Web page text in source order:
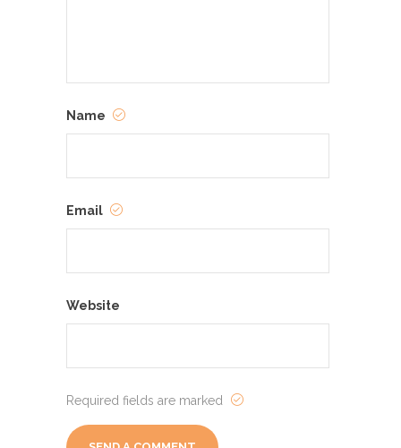
Name
Email
Website
Required fields are marked